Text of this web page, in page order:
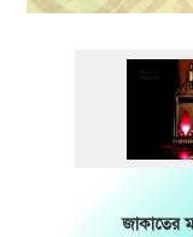
জাকাতের